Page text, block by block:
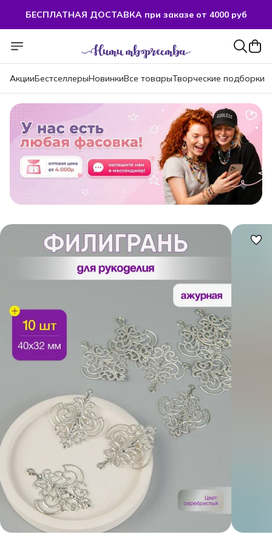
БЕСПЛАТНАЯ ДОСТАВКА при заказе от 4000 руб
БЕСПЛАТНАЯ ДОСТАВКА при заказе от 4000 руб
АкцииБестселлерыНовинкиВсе товарыТворческие подборки